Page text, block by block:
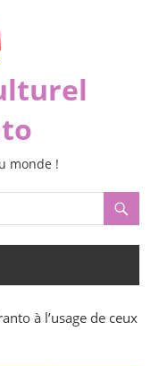
monde !
à l’usage de ceux